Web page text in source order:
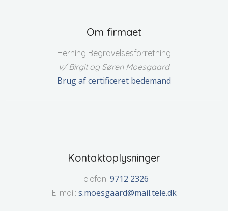
Om firmaet
Herning Begravelsesforretning
v/ Birgit og Søren Moesgaard
Brug af certificeret bedemand
Kontaktoplysninger
Telefon: 9712 2326
E-mail: s.moesgaard@mail.tele.dk